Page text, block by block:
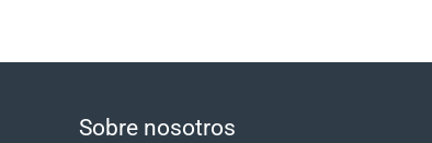
Sobre nosotros